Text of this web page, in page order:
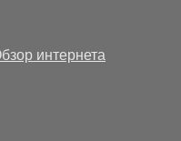
интернета